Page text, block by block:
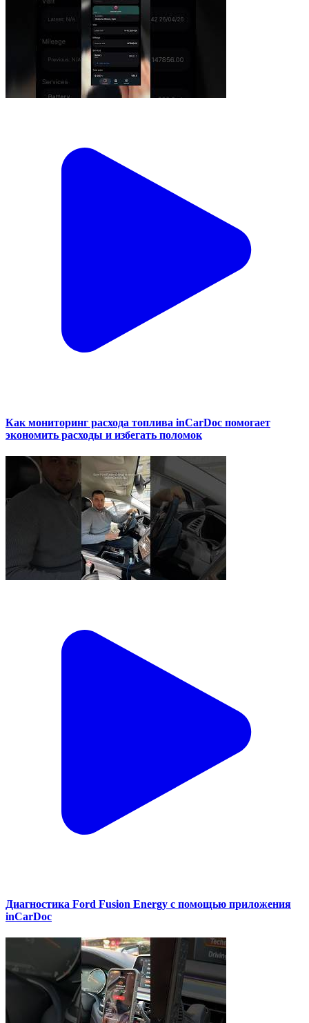
Как мониторинг расхода топлива inCarDoc помогает
экономить расходы и избегать поломок
Диагностика Ford Fusion Energy с помощью приложения
inCarDoc